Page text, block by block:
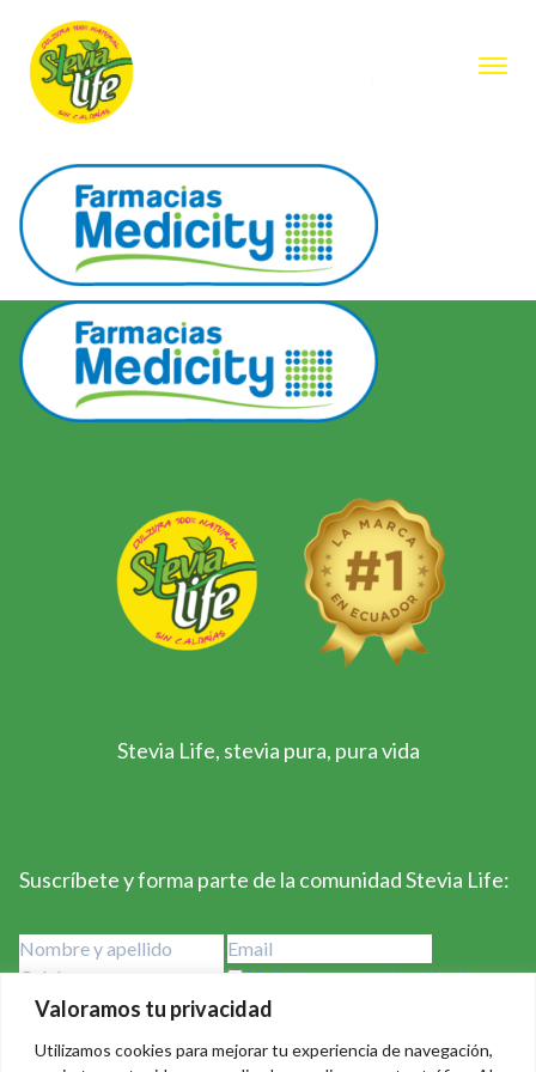
Valoramos tu privacidad
Utilizamos cookies para mejorar tu experiencia de navegación,
Stevia Life, stevia pura, pura vida
Suscríbete y forma parte de la comunidad Stevia Life:
He leído y acepto los términos y
condiciones